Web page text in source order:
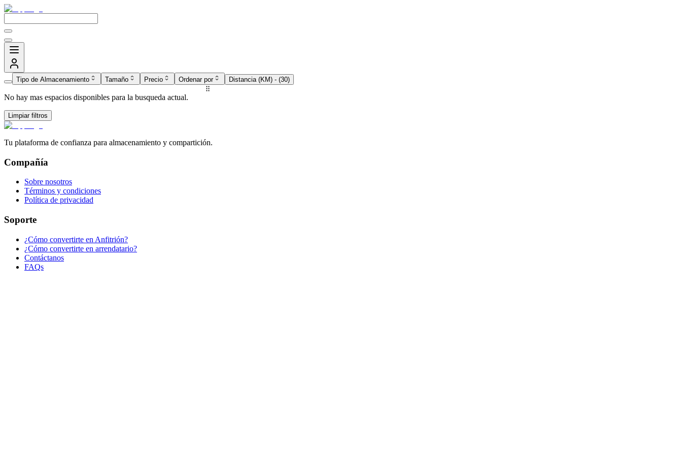
Tipo de Almacenamiento Tamaño Precio Ordenar por Distancia (KM) - (30)
No hay mas espacios disponibles para la busqueda actual.
Limpiar filtros
Tu plataforma de confianza para almacenamiento y compartición.
Compañía
Sobre nosotros
Términos y condiciones
Política de privacidad
Soporte
¿Cómo convertirte en Anfitrión?
¿Cómo convertirte en arrendatario?
Contáctanos
FAQs